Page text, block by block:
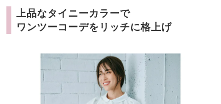
上品なタイニーカラーで
ワンツーコーデをリッチに格上げ